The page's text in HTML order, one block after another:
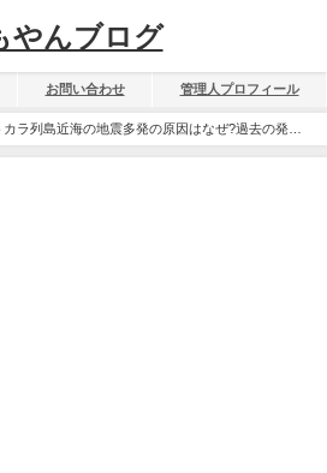
やんブログ
お問い合わせ 管理人プロフィール
カラ列島近海の地震多発の原因はなぜ?過去の発生